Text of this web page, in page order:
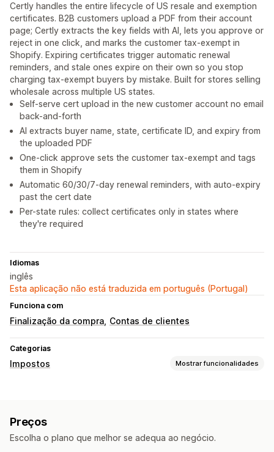
Certly handles the entire lifecycle of US resale and exemption
certificates. B2B customers upload a PDF from their account
page; Certly extracts the key fields with AI, lets you approve or
reject in one click, and marks the customer tax-exempt in
Shopify. Expiring certificates trigger automatic renewal
reminders, and stale ones expire on their own so you stop
charging tax-exempt buyers by mistake. Built for stores selling
wholesale across multiple US states.
Self-serve cert upload in the new customer account no email
back-and-forth
AI extracts buyer name, state, certificate ID, and expiry from
the uploaded PDF
One-click approve sets the customer tax-exempt and tags
them in Shopify
Automatic 60/30/7-day renewal reminders, with auto-expiry
past the cert date
Per-state rules: collect certificates only in states where
they're required
Idiomas
inglês
Esta aplicação não está traduzida em português (Portugal)
Funciona com
Finalização da compra Contas de clientes
Categorias
Impostos Mostrar funcionalidades
Preços
Escolha o plano que melhor se adequa ao negócio.